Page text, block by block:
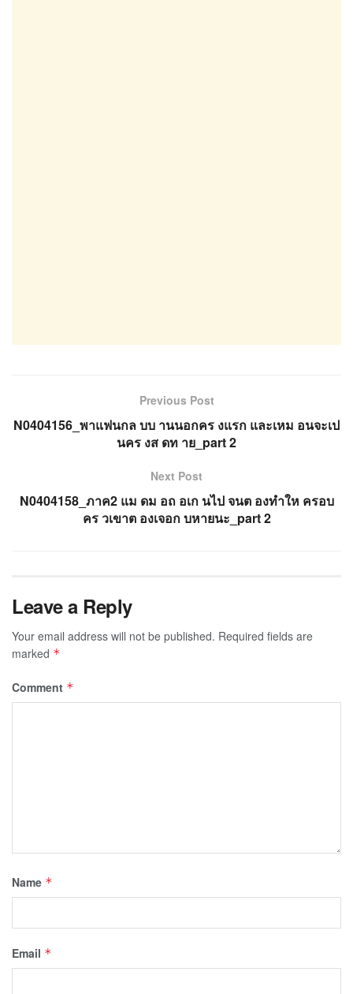
Previous Post
N0404156_พาแฟนกล บบ านนอกคร งแรก และเหม อนจะเป
นคร งส ดท าย_part 2
Next Post
N0404158_ภาค2 แม ดม อถ อเก นไป จนต องทำให ครอบ
คร วเขาต องเจอก บหายนะ_part 2
Leave a Reply
Your email address will not be published. Required fields are
marked *
Comment *
Name *
Email *